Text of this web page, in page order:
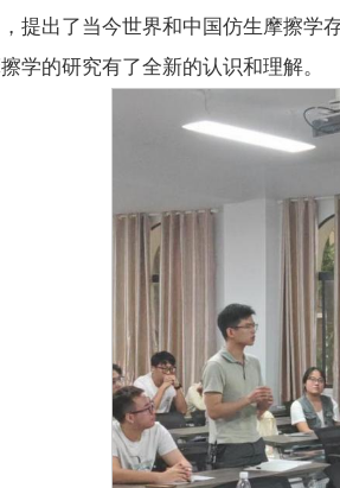
提出了当今世界和中国仿生摩擦学
学的研究有了全新的认识和理解。